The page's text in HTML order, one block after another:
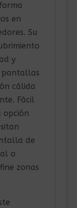
en
Su
y
pantallas
cálida
Fácil
opción
de
o
zonas